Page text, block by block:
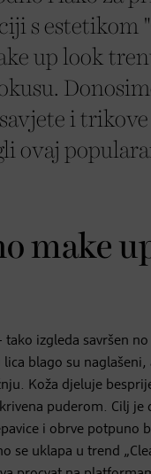
s estetikom
up look
i trikove
ovaj
make
tako izgleda savršen
blago su naglašeni,
Koža djeluje
puderom. Cilj je
i obrve potpuno
se uklapa u trend